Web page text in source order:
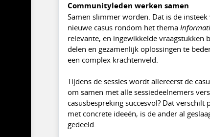
Communityleden werken samen
Samen slimmer worden. Dat is de insteek
nieuwe casus rondom het thema
relevante, en ingewikkelde vraagstukken
delen en gezamenlijk oplossingen te
een complex krachtenveld.
Tijdens de sessies wordt allereerst de
om samen met alle sessiedeelnemers
casusbespreking succesvol? Dat
met concrete ideeën, is de ander al
gedeeld.